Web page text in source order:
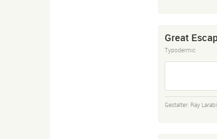
Great
Typodermic
Gestalter: Ray